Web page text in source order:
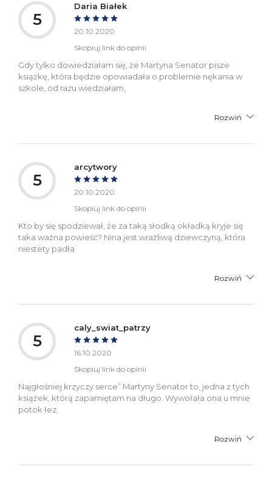
5
Daria Białek
20.10.2020
Skopiuj link do opinii
Gdy tylko dowiedziałam się, że Martyna Senator pisze
książkę, która będzie opowiadała o problemie nękania w
szkole, od razu wiedziałam,
Rozwiń
5
arcytwory
20.10.2020
Skopiuj link do opinii
Kto by się spodziewał, że za taką słodką okładką kryje się
taka ważna powieść? Nina jest wrażliwą dziewczyną, która
niestety padła
Rozwiń
5
caly_swiat_patrzy
16.10.2020
Skopiuj link do opinii
Najgłośniej krzyczy serce” Martyny Senator to, jedna z tych
książek, którą zapamiętam na długo. Wywołała ona u mnie
potok łez.
Rozwiń